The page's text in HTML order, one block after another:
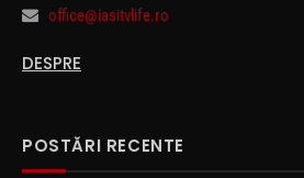
office@iasitvlife.ro
DESPRE
POSTĂRI RECENTE